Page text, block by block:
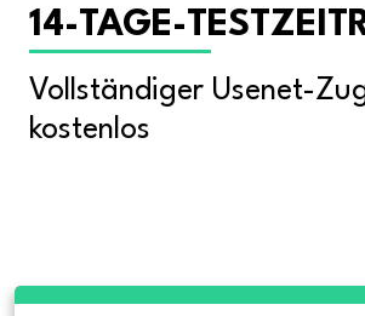
14-TAGE-
Vollständiger Usenet-
kostenlos